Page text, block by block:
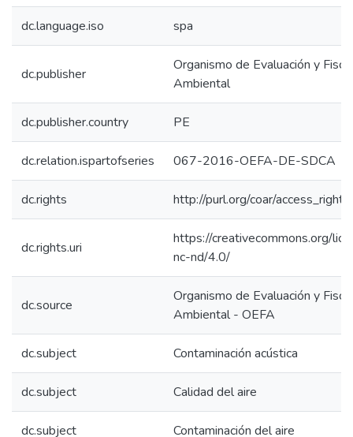
dc.language.iso spa
dc.publisher
Organismo de Evaluación y
Ambiental
dc.publisher.country PE
dc.relation.ispartofseries 067-2016-OEFA-DE-SDCA
dc.rights http://purl.org/coar/access_right/
dc.rights.uri
https://creativecommons.org/
nc-nd/4.0/
dc.source
Organismo de Evaluación y
Ambiental - OEFA
dc.subject Contaminación acústica
dc.subject Calidad del aire
dc.subject Contaminación del aire